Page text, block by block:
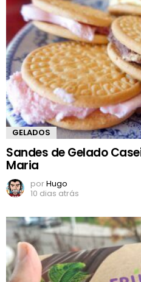
GELADOS
Sandes de Gelado
Maria
porHugo
10 dias atrás